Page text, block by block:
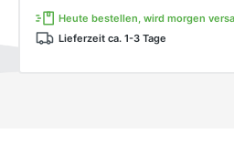
Heute bestellen, wird morgen
Lieferzeit ca. 1-3 Tage